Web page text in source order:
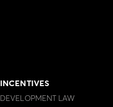
INCENTIVES
DEVELOPMENT LAW